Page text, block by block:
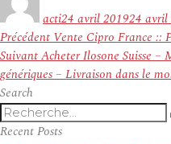
actile
24 avril 201924 avril
Navigation
de
l’article
Précédent Article
précédent :
Vente Cipro France ::
SuivantArticle
suivant :
Acheter Ilosone Suisse –
génériques – Livraison dans le
Search
Recherche
pour
Recent Posts